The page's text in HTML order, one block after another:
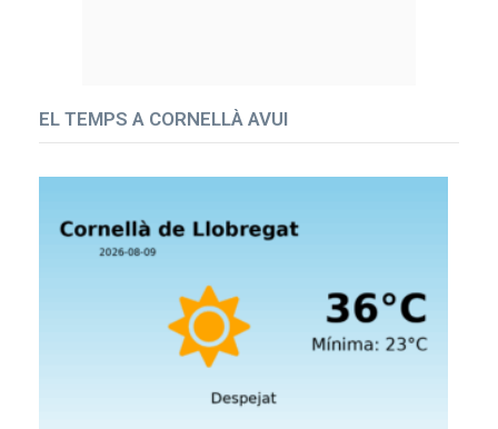
EL TEMPS A CORNELLÀ AVUI